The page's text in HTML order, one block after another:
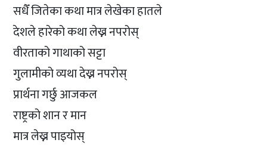
सधैँ जितेका कथा मात्र लेखेका हातले
देशले हारेको कथा लेख्न नपरोस्
वीरताको गाथाको सट्टा
गुलामीको व्यथा देख्न नपरोस्
प्रार्थना गर्छु आजकल
राष्ट्रको शान र मान
मात्र लेख्न पाइयोस्